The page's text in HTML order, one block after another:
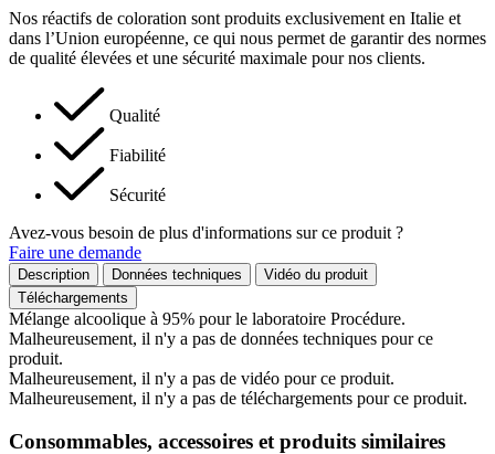
Nos réactifs de coloration sont produits exclusivement en Italie et
dans l’Union européenne, ce qui nous permet de garantir des normes
de qualité élevées et une sécurité maximale pour nos clients.
Qualité
Fiabilité
Sécurité
Avez-vous besoin de plus d'informations sur ce produit ?
Faire une demande
Description Données techniques
Vidéo du produit
Téléchargements
Mélange alcoolique à 95% pour le laboratoire Procédure.
Malheureusement, il n'y a pas de données techniques pour ce
produit.
Malheureusement, il n'y a pas de vidéo pour ce produit.
Malheureusement, il n'y a pas de téléchargements pour ce produit.
Consommables, accessoires et produits similaires